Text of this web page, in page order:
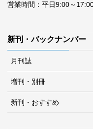
営業時間：平日9:00～
新刊・バックナンバー
月刊誌
増刊・別冊
新刊・おすすめ